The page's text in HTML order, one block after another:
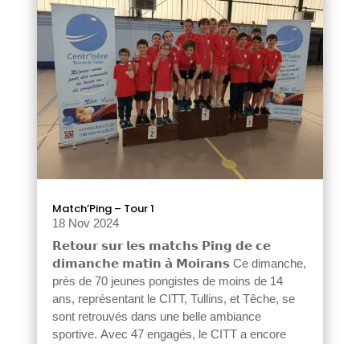
Match’Ping – Tour 1
18 Nov 2024
𝗥𝗲𝘁𝗼𝘂𝗿 𝘀𝘂𝗿 𝗹𝗲𝘀 𝗺𝗮𝘁𝗰𝗵𝘀 𝗣𝗶𝗻𝗴 𝗱𝗲 𝗰𝗲
𝗱𝗶𝗺𝗮𝗻𝗰𝗵𝗲 𝗺𝗮𝘁𝗶𝗻 𝗮̀ 𝗠𝗼𝗶𝗿𝗮𝗻𝘀 Ce dimanche,
près de 70 jeunes pongistes de moins de 14
ans, représentant le CITT, Tullins, et Têche, se
sont retrouvés dans une belle ambiance
sportive. Avec 47 engagés, le CITT a encore